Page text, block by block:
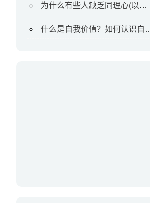
为什么有些人缺乏同理心(以及如何对待他们)
什么是自我价值？如何认识自我价值